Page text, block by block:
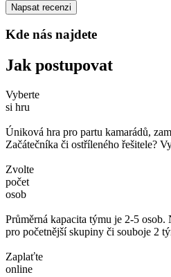
Napsat recenzi
Kde nás najdete
Jak postupovat
Vyberte
si hru
Úniková hra pro partu kamarádů,
Začátečníka či ostříleného řešitele?
Zvolte
počet
osob
Průměrná kapacita týmu je 2-5
pro početnější skupiny či souboje 2
Zaplaťte
online